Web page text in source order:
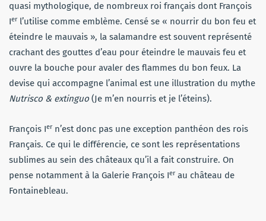
quasi mythologique, de nombreux roi français dont François
Ierl’utilise comme emblème. Censé se « nourrir du bon feu et
éteindre le mauvais », la salamandre est souvent représenté
crachant des gouttes d’eau pour éteindre le mauvais feu et
ouvre la bouche pour avaler des flammes du bon feux. La
devise qui accompagne l’animal est une illustration du mythe
Nutrisco & extinguo (Je m’en nourris et je l’éteins).
François Iern’est donc pas une exception panthéon des rois
Français. Ce qui le différencie, ce sont les représentations
sublimes au sein des châteaux qu’il a fait construire. On
pense notamment à la Galerie François Ierau château de
Fontainebleau.